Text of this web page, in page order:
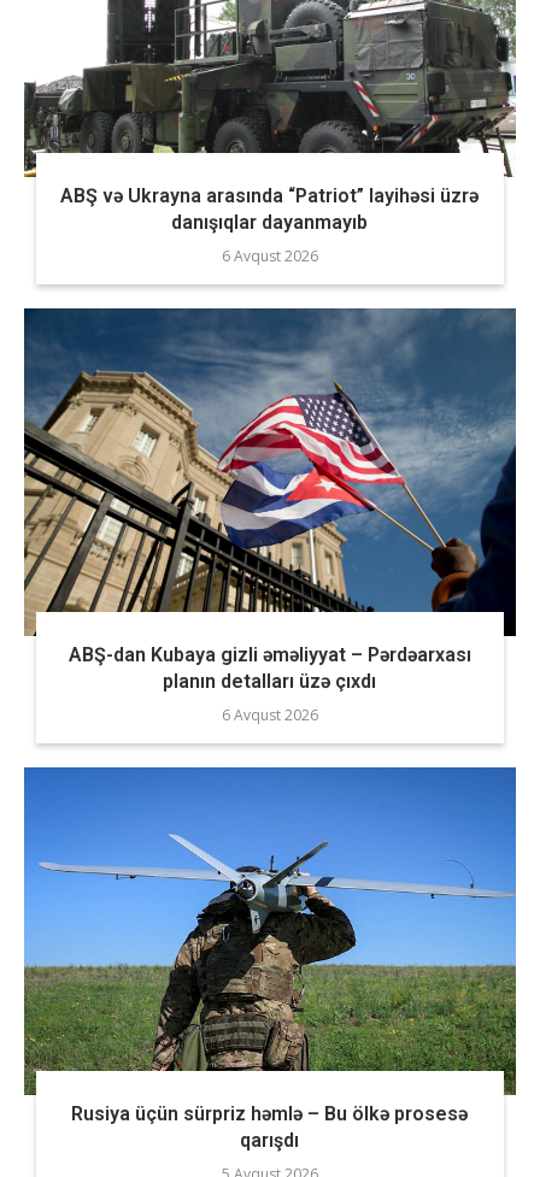
ABŞ və Ukrayna arasında “Patriot” layihəsi üzrə
danışıqlar dayanmayıb
6 Avqust 2026
ABŞ-dan Kubaya gizli əməliyyat – Pərdəarxası
planın detalları üzə çıxdı
6 Avqust 2026
Rusiya üçün sürpriz həmlə – Bu ölkə prosesə
qarışdı